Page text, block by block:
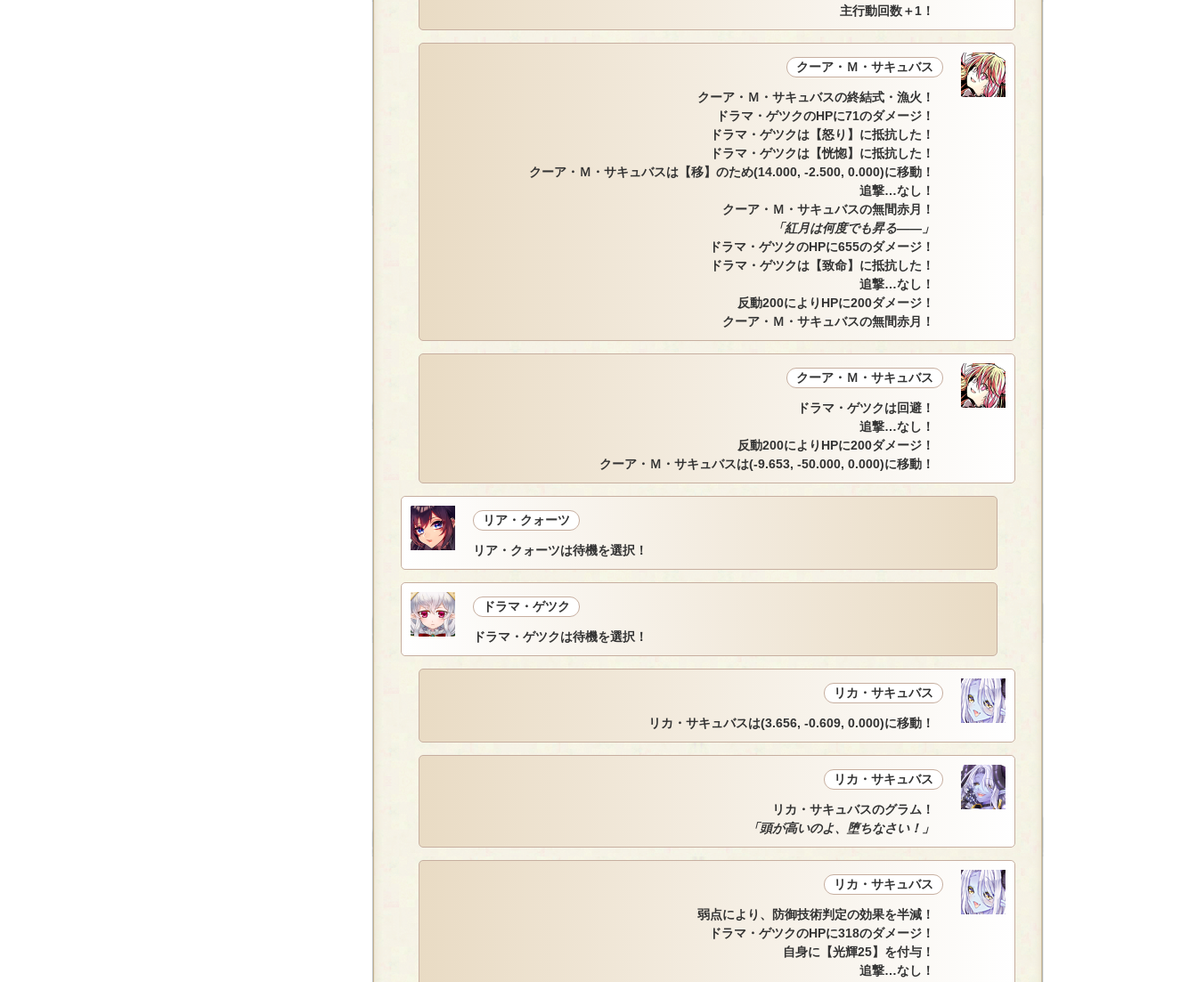
主行動回数＋1！
クーア・Ｍ・サキュバス
クーア・Ｍ・サキュバスの終結式・漁火！
ドラマ・ゲツクのHPに71のダメージ！
ドラマ・ゲツクは【怒り】に抵抗した！
ドラマ・ゲツクは【恍惚】に抵抗した！
クーア・Ｍ・サキュバスは【移】のため(14.000, -2.500, 0.000)に移動！
追撃…なし！
クーア・Ｍ・サキュバスの無間赤月！
「紅月は何度でも昇る――」
ドラマ・ゲツクのHPに655のダメージ！
ドラマ・ゲツクは【致命】に抵抗した！
追撃…なし！
反動200によりHPに200ダメージ！
クーア・Ｍ・サキュバスの無間赤月！
クーア・Ｍ・サキュバス
ドラマ・ゲツクは回避！
追撃…なし！
反動200によりHPに200ダメージ！
クーア・Ｍ・サキュバスは(-9.653, -50.000, 0.000)に移動！
リア・クォーツ
リア・クォーツは待機を選択！
ドラマ・ゲツク
ドラマ・ゲツクは待機を選択！
リカ・サキュバス
リカ・サキュバスは(3.656, -0.609, 0.000)に移動！
リカ・サキュバス
リカ・サキュバスのグラム！
「頭が高いのよ、堕ちなさい！」
リカ・サキュバス
弱点により、防御技術判定の効果を半減！
ドラマ・ゲツクのHPに318のダメージ！
自身に【光輝25】を付与！
追撃…なし！